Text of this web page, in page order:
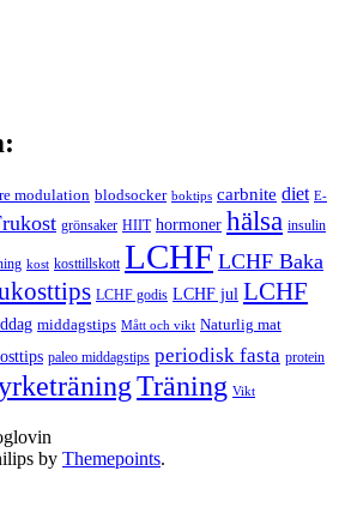
modulation blodsocker boktips carbnite diet E-
grönsaker HIIT hormoner hälsa insulin
kost kosttillskott LCHF LCHF Baka
LCHF godis LCHF jul LCHF
middagstips Mått och vikt Naturlig mat
paleo middagstips periodisk fasta protein
Träning Vikt
by Themepoints.